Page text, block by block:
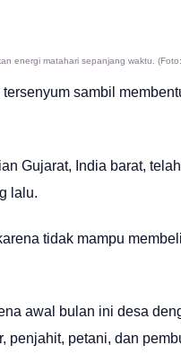
energi matahari sepanjang waktu.
sambil
Gujarat, India barat,
lalu.
tidak mampu
awal bulan ini desa
penjahit, petani, dan